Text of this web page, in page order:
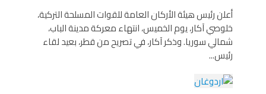
أعلن رئيس هيئة الأركان العامة للقوات المسلحة التركية،
خلوصي آكار، يوم الخميس، انتهاء معركة مدينة الباب،
شمالي سوريا. وذكر آكار، في تصريح من قطر، بعيد لقاء
رئيس...